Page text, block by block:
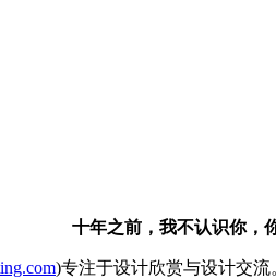
十年之前 ，我不认识你，
)专注于设计欣赏与设计交流